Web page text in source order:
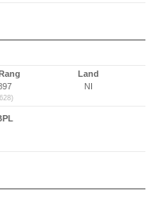
Land
NI